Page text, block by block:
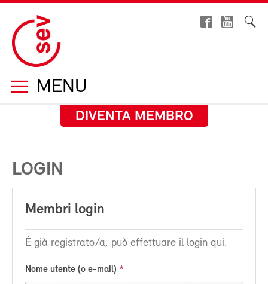
MENU
DIVENTA MEMBRO
LOGIN
Membri login
È già registrato/a, può effettuare il login qui.
Nome utente (o e-mail)